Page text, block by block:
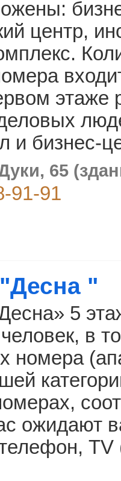
центр,
этаже
и бизнес-
65
91-91
"
5
в
номера
ожидают